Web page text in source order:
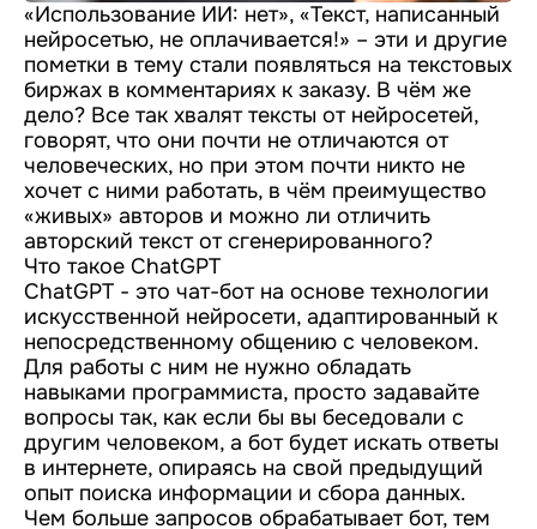
«Использование ИИ: нет», «Текст, написанный
нейросетью, не оплачивается!» – эти и другие
пометки в тему стали появляться на текстовых
биржах в комментариях к заказу. В чём же
дело? Все так хвалят тексты от нейросетей,
говорят, что они почти не отличаются от
человеческих, но при этом почти никто не
хочет с ними работать, в чём преимущество
«живых» авторов и можно ли отличить
авторский текст от сгенерированного?
Что такое ChatGPT
ChatGPT - это чат-бот на основе технологии
искусственной нейросети, адаптированный к
непосредственному общению с человеком.
Для работы с ним не нужно обладать
навыками программиста, просто задавайте
вопросы так, как если бы вы беседовали с
другим человеком, а бот будет искать ответы
в интернете, опираясь на свой предыдущий
опыт поиска информации и сбора данных.
Чем больше запросов обрабатывает бот, тем